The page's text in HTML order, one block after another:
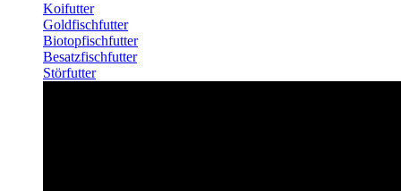
Koifutter
Goldfischfutter
Biotopfischfutter
Besatzfischfutter
Störfutter